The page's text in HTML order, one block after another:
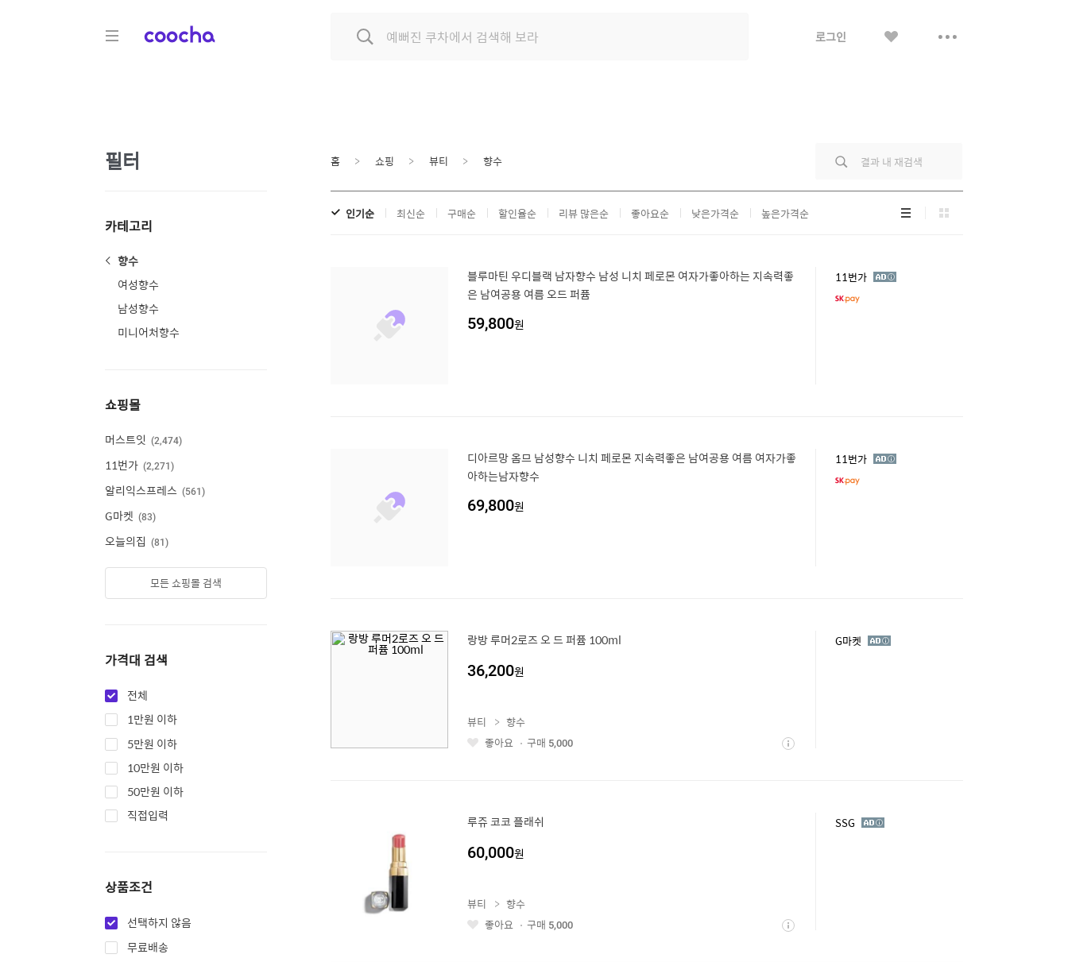
COOCHA 로그인 보
필터
카테고리
향수
여성향수
남성향수
미니어처향수
쇼핑몰
머스트잇 2,474
11번가 2,271
알리익스프레스 561
G마켓 83
오늘의집 81
모든 쇼핑몰 검색
가격대 검색
전체
1만원 이하
5만원 이하
10만원 이하
50만원 이하
직접입력
상품조건
선택하지 않음
무료배송
홈 쇼핑 뷰티 향수
인기순 최신순 구매순 할인율순 리뷰 많은순 좋아요순 낮은가격순 높은가격순 리
스
그
리
블루마틴 우디블랙 남자향수 남성 니치 페로몬 여자가좋아하는 지속력좋
은 남여공용 여름 오드 퍼퓸
59,800원
11번가 광
디아르망 옴므 남성향수 니치 페로몬 지속력좋은 남여공용 여름 여자가좋
아하는남자향수
69,800원
11번가 광
랑방 루머2로즈 오 드 퍼퓸 100ml
36,200원
G마켓 광
좋 상
뷰티
향수
좋아요
구매 5,000
루쥬 코코 플래쉬
60,000원
SSG 광
좋 상
뷰티
향수
좋아요
구매 5,000